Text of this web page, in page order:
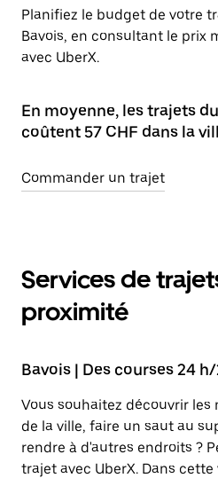
Planifiez le budget de votre
Bavois, en consultant le prix
avec UberX.
En moyenne, les trajets
coûtent 57 CHF dans la
Commander un trajet
Services de
proximité
Bavois | Des courses 24
Vous souhaitez découvrir
de la ville, faire un saut au
rendre à d'autres endroits ?
trajet avec UberX. Dans cette